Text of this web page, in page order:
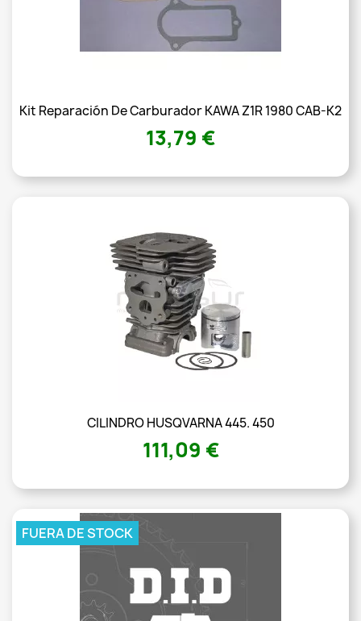
Kit Reparación De Carburador KAWA Z1R 1980 CAB-K2
13,79 €
CILINDRO HUSQVARNA 445. 450
111,09 €
FUERA DE STOCK